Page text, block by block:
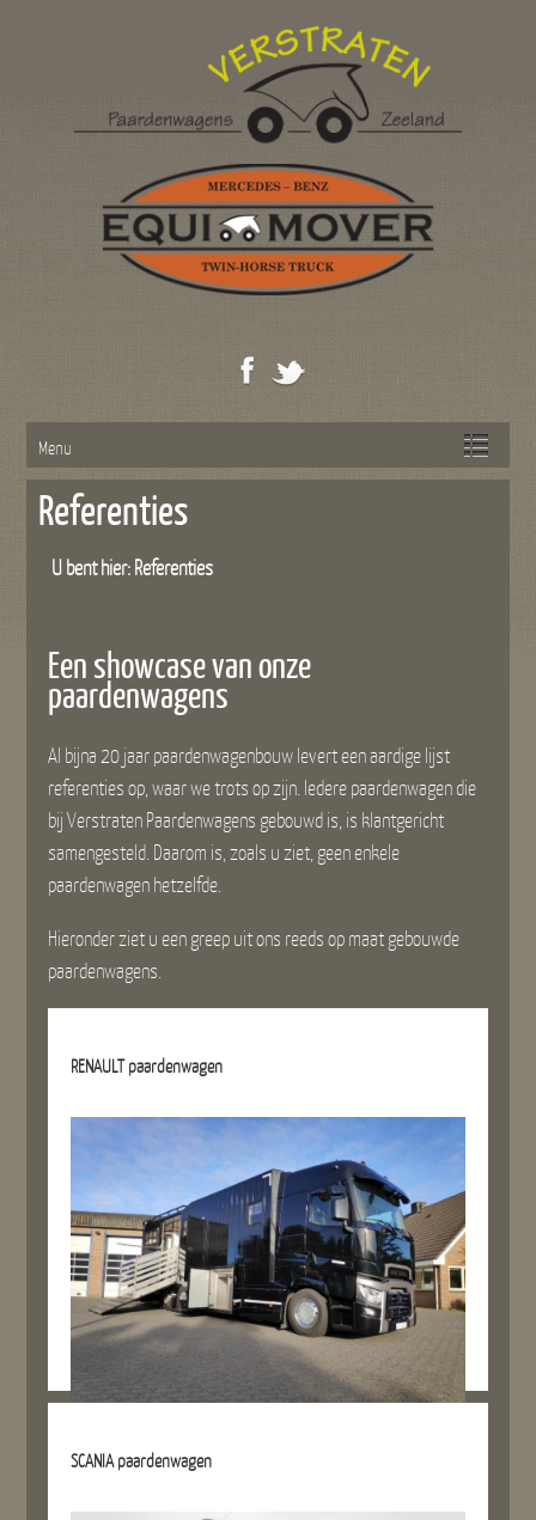
Menu
Referenties
U bent hier:Referenties
Een showcase van onze
paardenwagens
Al bijna 20 jaar paardenwagenbouw levert een aardige lijst
referenties op, waar we trots op zijn. Iedere paardenwagen die
bij Verstraten Paardenwagens gebouwd is, is klantgericht
samengesteld. Daarom is, zoals u ziet, geen enkele
paardenwagen hetzelfde.
Hieronder ziet u een greep uit ons reeds op maat gebouwde
paardenwagens.
RENAULT paardenwagen
Details referentie
SCANIA paardenwagen